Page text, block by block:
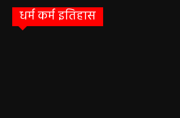
धर्म कर्म इतिहास